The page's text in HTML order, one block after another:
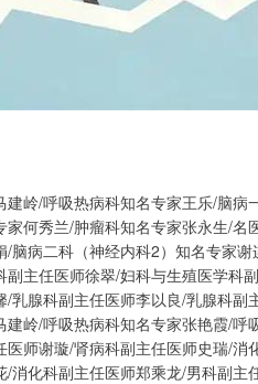
岭/呼吸热病科知名专家王乐/脑
何秀兰/肿瘤科知名专家张永生/
脑病二科（神经内科2）知名专家
主任医师徐翠/妇科与生殖医学科
乳腺科副主任医师李以良/乳腺科
岭/呼吸热病科知名专家张艳霞/
师谢璇/肾病科副主任医师史瑞/
消化科副主任医师郑乘龙/男科副